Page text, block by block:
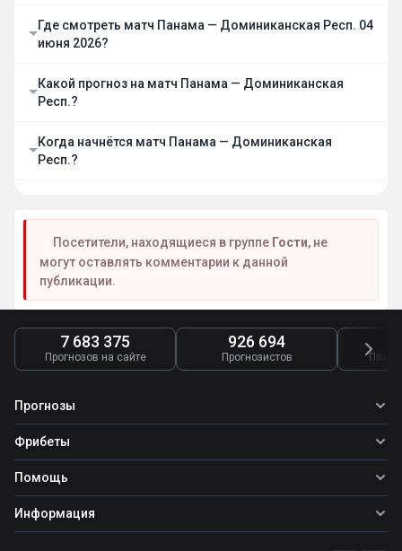
Где смотреть матч Панама — Доминиканская Респ. 04
июня 2026?
Какой прогноз на матч Панама — Доминиканская
Респ.?
Когда начнётся матч Панама — Доминиканская
Респ.?
Посетители, находящиеся в группе Гости, не
могут оставлять комментарии к данной
публикации.
7 683 375
Прогнозов на сайте
926 694
Прогнозистов
Прогнозы
Все прогнозы
Топ ставок
Прогнозы на футбол
Фрибеты
Фрибеты
Фрибет Ubet
Фрибет Фонбет
Помощь
Школа ставок
Вопросы и ответы
Информация